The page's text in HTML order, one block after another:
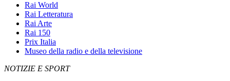
Rai World
Rai Letteratura
Rai Arte
Rai 150
Prix Italia
Museo della radio e della televisione
NOTIZIE E SPORT